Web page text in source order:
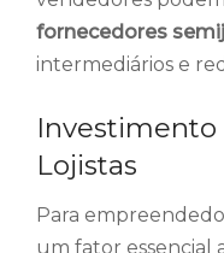
fornecedores
intermediários e
Lojistas
Para
um fator essencial